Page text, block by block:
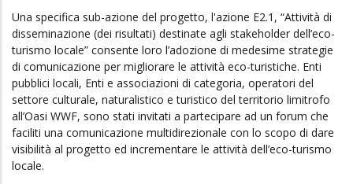
Una specifica sub-azione del progetto, l'azione E2.1, “Attività di
disseminazione (dei risultati) destinate agli stakeholder dell’eco-
turismo locale” consente loro l’adozione di medesime strategie
di comunicazione per migliorare le attività eco-turistiche. Enti
pubblici locali, Enti e associazioni di categoria, operatori del
settore culturale, naturalistico e turistico del territorio limitrofo
all’Oasi WWF, sono stati invitati a partecipare ad un forum che
faciliti una comunicazione multidirezionale con lo scopo di dare
visibilità al progetto ed incrementare le attività dell’eco-turismo
locale.